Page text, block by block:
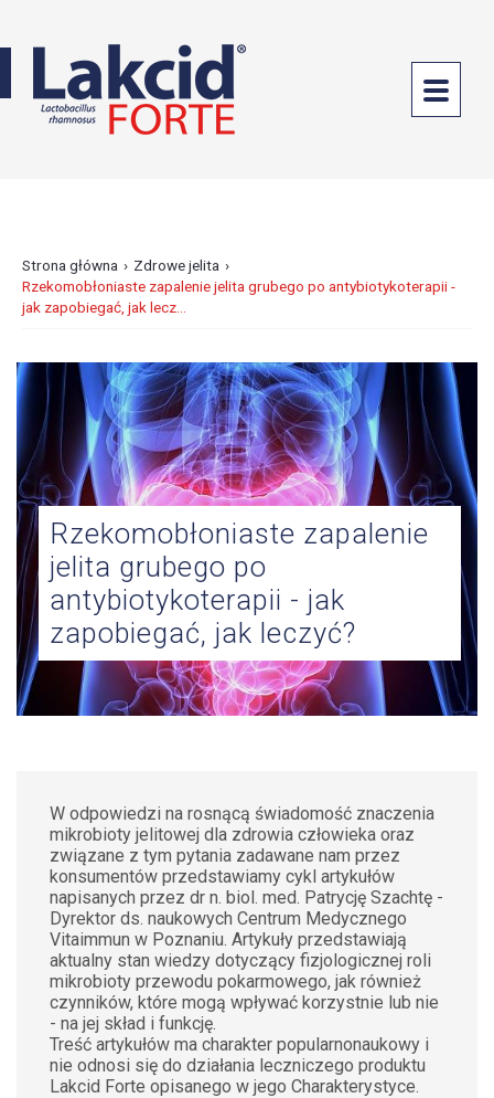
PROBIOTYKI
ANTYBIOTYKOTERAPIA
ZDROWE
JELITA
ZDROWIE
KOBIET
KONTAKT
Strona główna › Zdrowe jelita ›
Rzekomobłoniaste zapalenie jelita grubego po antybiotykoterapii -
jak zapobiegać, jak lecz...
Rzekomobłoniaste zapalenie
jelita grubego po
antybiotykoterapii - jak
zapobiegać, jak leczyć?
W odpowiedzi na rosnącą świadomość znaczenia
mikrobioty jelitowej dla zdrowia człowieka oraz
związane z tym pytania zadawane nam przez
konsumentów przedstawiamy cykl artykułów
napisanych przez dr n. biol. med. Patrycję Szachtę -
Dyrektor ds. naukowych Centrum Medycznego
Vitaimmun w Poznaniu. Artykuły przedstawiają
aktualny stan wiedzy dotyczący fizjologicznej roli
mikrobioty przewodu pokarmowego, jak również
czynników, które mogą wpływać korzystnie lub nie
- na jej skład i funkcję.
Treść artykułów ma charakter popularnonaukowy i
nie odnosi się do działania leczniczego produktu
Lakcid Forte opisanego w jego Charakterystyce.